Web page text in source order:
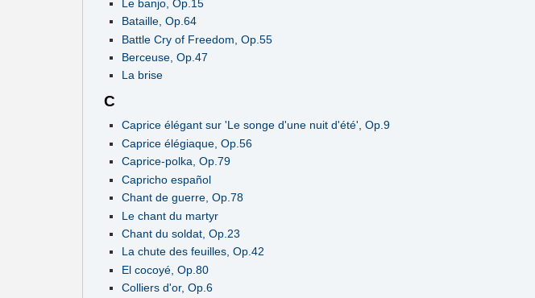
Le banjo, Op.15
Bataille, Op.64
Battle Cry of Freedom, Op.55
Berceuse, Op.47
La brise
C
Caprice élégant sur 'Le songe d'une nuit d'été', Op.9
Caprice élégiaque, Op.56
Caprice-polka, Op.79
Capricho español
Chant de guerre, Op.78
Le chant du martyr
Chant du soldat, Op.23
La chute des feuilles, Op.42
El cocoyé, Op.80
Colliers d'or, Op.6